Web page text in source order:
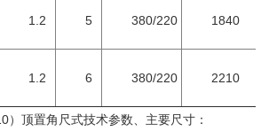
1.2 5 380/220 1840
1.2 6 380/220 2210
）顶置角尺式技术参数、主要尺寸：